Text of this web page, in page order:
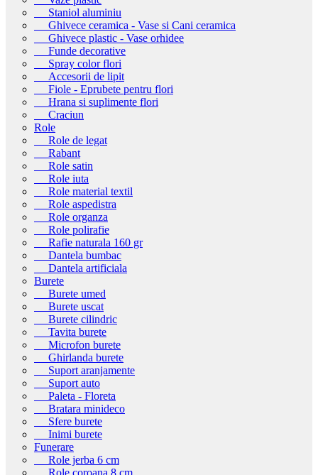
Staniol aluminiu
Ghivece ceramica - Vase si Cani ceramica
Ghivece plastic - Vase orhidee
Funde decorative
Spray color flori
Accesorii de lipit
Fiole - Eprubete pentru flori
Hrana si suplimente flori
Craciun
Role
Role de legat
Rabant
Role satin
Role iuta
Role material textil
Role aspedistra
Role organza
Role polirafie
Rafie naturala 160 gr
Dantela bumbac
Dantela artificiala
Burete
Burete umed
Burete uscat
Burete cilindric
Tavita burete
Microfon burete
Ghirlanda burete
Suport aranjamente
Suport auto
Paleta - Floreta
Bratara minideco
Sfere burete
Inimi burete
Funerare
Role jerba 6 cm
Role coroana 8 cm